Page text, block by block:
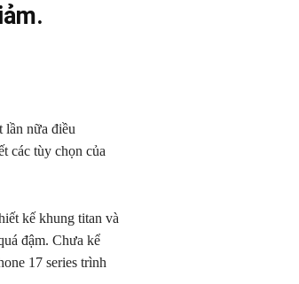
lần nữa điều
các tùy chọn của
kế khung titan và
đậm. Chưa kể
17 series trình